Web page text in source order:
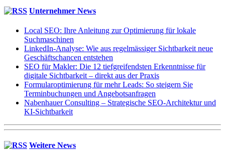
Unternehmer News
Local SEO: Ihre Anleitung zur Optimierung für lokale
Suchmaschinen
LinkedIn-Analyse: Wie aus regelmässiger Sichtbarkeit neue
Geschäftschancen entstehen
SEO für Makler: Die 12 tiefgreifendsten Erkenntnisse für
digitale Sichtbarkeit – direkt aus der Praxis
Formularoptimierung für mehr Leads: So steigern Sie
Terminbuchungen und Angebotsanfragen
Nabenhauer Consulting – Strategische SEO-Architektur und
KI-Sichtbarkeit
Weitere News